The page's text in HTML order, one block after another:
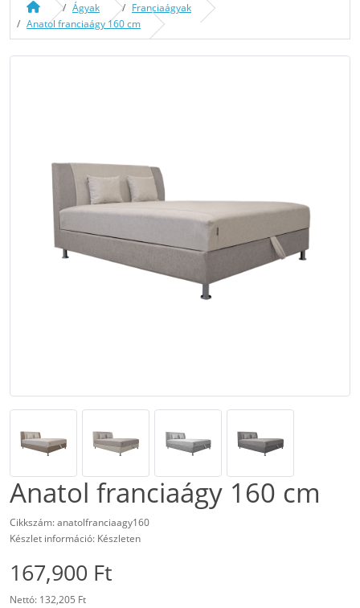
Ágyak
Franciaágyak
Anatol franciaágy 160 cm
Anatol franciaágy 160 cm
Cikkszám: anatolfranciaagy160
Készlet információ: Készleten
167,900 Ft
Nettó: 132,205 Ft